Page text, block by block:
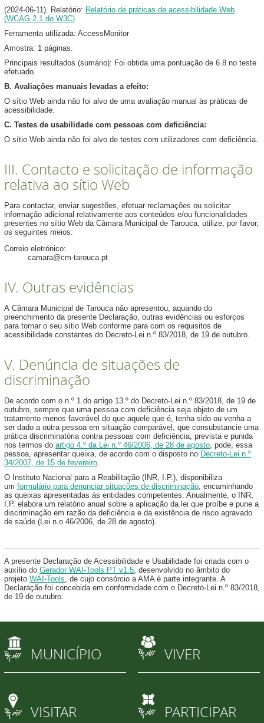
(2024-06-11). Relatório: Relatório de práticas de acessibilidade Web
(WCAG 2.1 do W3C)
Ferramenta utilizada: AccessMonitor
Amostra: 1 páginas.
Principais resultados (sumário): Foi obtida uma pontuação de 6.8 no teste
efetuado.
B. Avaliações manuais levadas a efeito:
O sítio Web ainda não foi alvo de uma avaliação manual às práticas de
acessibilidade.
C. Testes de usabilidade com pessoas com deficiência:
O sítio Web ainda não foi alvo de testes com utilizadores com deficiência.
III. Contacto e solicitação de informação
relativa ao sítio Web
Para contactar, enviar sugestões, efetuar reclamações ou solicitar
informação adicional relativamente aos conteúdos e/ou funcionalidades
presentes no sítio Web da Câmara Municipal de Tarouca, utilize, por favor,
os seguintes meios:
Correio eletrónico:
camara@cm-tarouca.pt
IV. Outras evidências
A Câmara Municipal de Tarouca não apresentou, aquando do
preenchimento da presente Declaração, outras evidências ou esforços
para tornar o seu sítio Web conforme para com os requisitos de
acessibilidade constantes do Decreto-Lei n.º 83/2018, de 19 de outubro.
V. Denúncia de situações de
discriminação
De acordo com o n.º 1 do artigo 13.º do Decreto-Lei n.º 83/2018, de 19 de
outubro, sempre que uma pessoa com deficiência seja objeto de um
tratamento menos favorável do que aquele que é, tenha sido ou venha a
ser dado a outra pessoa em situação comparável, que consubstancie uma
prática discriminatória contra pessoas com deficiência, prevista e punida
nos termos do artigo 4.º da Lei n.º 46/2006, de 28 de agosto , pode, essa
pessoa, apresentar queixa, de acordo com o disposto no Decreto-Lei n.º
34/2007, de 15 de fevereiro
O Instituto Nacional para a Reabilitação (INR, I.P.), disponibiliza
um formulário para denunciar situações de discriminação , encaminhando
as queixas apresentadas às entidades competentes. Anualmente, o INR,
I.P. elabora um relatório anual sobre a aplicação da lei que proíbe e pune a
discriminação em razão da deficiência e da existência de risco agravado
de saúde (Lei n.o 46/2006, de 28 de agosto).
A presente Declaração de Acessibilidade e Usabilidade foi criada com o
auxílio do Gerador WAI-Tools PT v1.5, desenvolvido no âmbito do
projeto WAI-Tools, de cujo consórcio a AMA é parte integrante. A
Declaração foi concebida em conformidade com o Decreto-Lei n.º 83/2018,
de 19 de outubro.
MUNICÍPIO VIVER
VISITAR PARTICIPAR